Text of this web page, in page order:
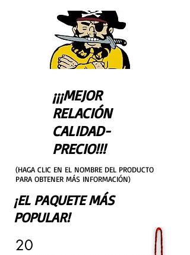
¡¡¡MEJOR
RELACIÓN
CALIDAD-
PRECIO!!!
(HAGA CLIC EN EL NOMBRE DEL PRODUCTO
PARA OBTENER MÁS INFORMACIÓN)
¡EL PAQUETE MÁS
POPULAR!
20